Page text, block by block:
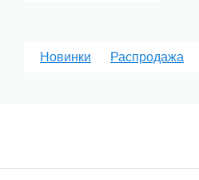
Новинки Распродажа